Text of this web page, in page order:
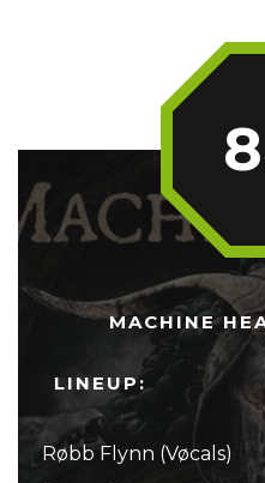
MACHINE
LINEUP:
Røbb Flynn (Vøcals)